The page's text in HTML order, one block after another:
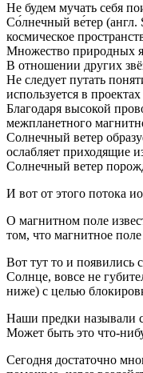
Не будем мучать себя
Со́лнечный ве́тер
космическое
Множество природных
В отношении других
Не следует путать
используется в
Благодаря высокой
межпланетного
Солнечный ветер
ослабляет приходящие
Солнечный ветер
И вот от этого потока
О магнитном поле
том, что магнитное
Вот тут то и появились
Солнце, вовсе не
ниже) с целью
Наши предки называли
Может быть это что-
Сегодня достаточно